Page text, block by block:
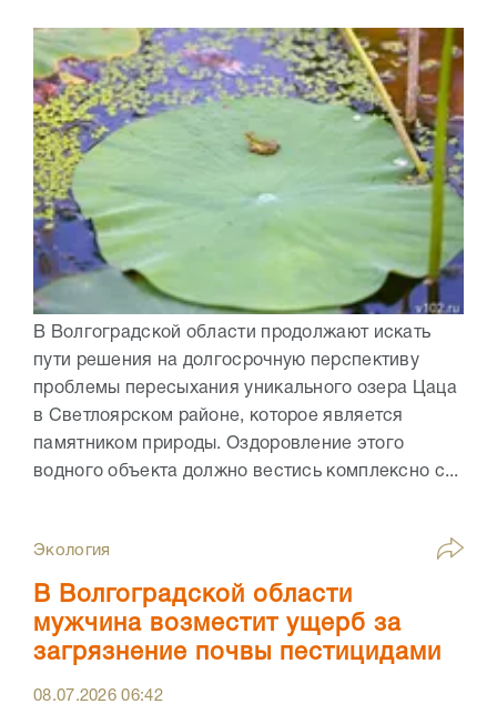
В Волгоградской области продолжают искать
пути решения на долгосрочную перспективу
проблемы пересыхания уникального озера Цаца
в Светлоярском районе, которое является
памятником природы. Оздоровление этого
водного объекта должно вестись комплексно с...
Экология
В Волгоградской области
мужчина возместит ущерб за
загрязнение почвы пестицидами
08.07.202606:42